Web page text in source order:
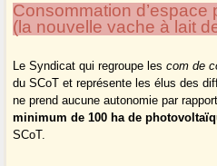
Consommation
(la nouvelle vache à lait
Le Syndicat qui regroupe lescom de
du SCoT et représente les élus des
ne prend aucune autonomie par
minimum de 100 ha de
SCoT.